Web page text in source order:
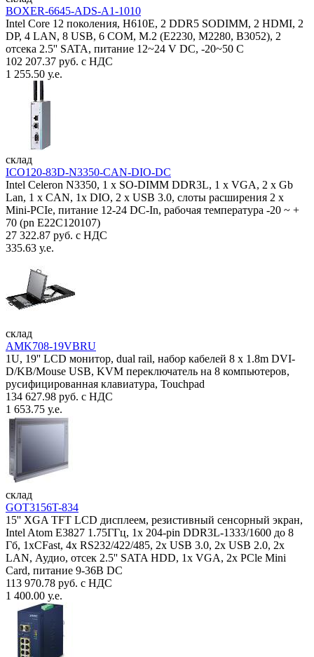
BOXER-6645-ADS-A1-1010
Intel Core 12 поколения, H610E, 2 DDR5 SODIMM, 2 HDMI, 2
DP, 4 LAN, 8 USB, 6 COM, M.2 (E2230, M2280, B3052), 2
отсека 2.5'' SATA, питание 12~24 V DC, -20~50 C
102 207.37 руб. с НДС
1 255.50 у.е.
склад
ICO120-83D-N3350-CAN-DIO-DC
Intel Celeron N3350, 1 х SO-DIMM DDR3L, 1 х VGA, 2 x Gb
Lan, 1 х CAN, 1x DIO, 2 х USB 3.0, слоты расширения 2 x
Mini-PCIe, питание 12-24 DC-In, рабочая температура -20 ~ +
70 (pn E22C120107)
27 322.87 руб. с НДС
335.63 у.е.
склад
AMK708-19VBRU
1U, 19'' LCD монитор, dual rail, набор кабелей 8 x 1.8m DVI-
D/KB/Mouse USB, KVM переключатель на 8 компьютеров,
русифицированная клавиатура, Touchpad
134 627.98 руб. с НДС
1 653.75 у.е.
склад
GOT3156T-834
15'' XGA TFT LCD дисплеем, резистивный сенсорный экран,
Intel Atom E3827 1.75ГГц, 1x 204-pin DDR3L-1333/1600 до 8
Гб, 1xCFast, 4x RS232/422/485, 2x USB 3.0, 2x USB 2.0, 2x
LAN, Аудио, отсек 2.5'' SATA HDD, 1x VGA, 2x PCle Mini
Card, питание 9-36В DC
113 970.78 руб. с НДС
1 400.00 у.е.